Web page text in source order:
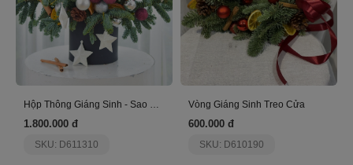
1.800.000 đ
SKU: D611310
Vòng Giáng Sinh Treo Cửa
600.000 đ
SKU: D610190